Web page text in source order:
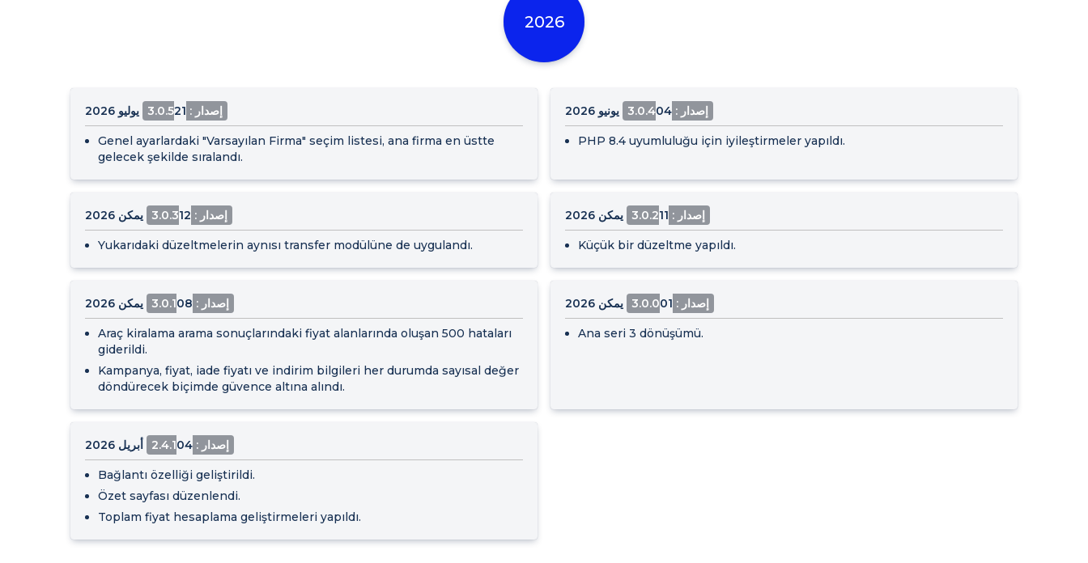
2026
إصدار : 3.0.5 21 يوليو 2026
Genel ayarlardaki "Varsayılan Firma" seçim listesi, ana firma en üstte
gelecek şekilde sıralandı.
إصدار : 3.0.4 04 يونيو 2026
PHP 8.4 uyumluluğu için iyileştirmeler yapıldı.
إصدار : 3.0.3 12 يمكن 2026
Yukarıdaki düzeltmelerin aynısı transfer modülüne de uygulandı.
إصدار : 3.0.2 11 يمكن 2026
Küçük bir düzeltme yapıldı.
إصدار : 3.0.1 08 يمكن 2026
Araç kiralama arama sonuçlarındaki fiyat alanlarında oluşan 500 hataları
giderildi.
Kampanya, fiyat, iade fiyatı ve indirim bilgileri her durumda sayısal değer
döndürecek biçimde güvence altına alındı.
إصدار : 3.0.0 01 يمكن 2026
Ana seri 3 dönüşümü.
إصدار : 2.4.1 04 أبريل 2026
Bağlantı özelliği geliştirildi.
Özet sayfası düzenlendi.
Toplam fiyat hesaplama geliştirmeleri yapıldı.